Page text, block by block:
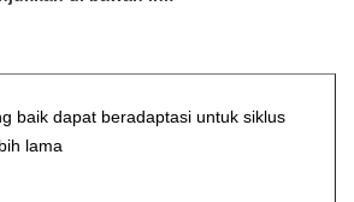
baik dapat beradaptasi untuk siklus
lama